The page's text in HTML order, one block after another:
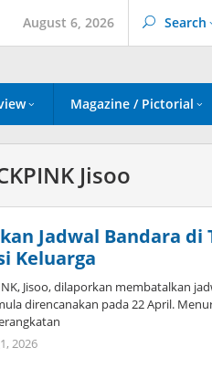
August 6, 2026 Search
Magazine / Pictorial
Jisoo
Jadwal Bandara di
Keluarga
Jisoo, dilaporkan membatalkan
direncanakan pada 22 April.
2026by